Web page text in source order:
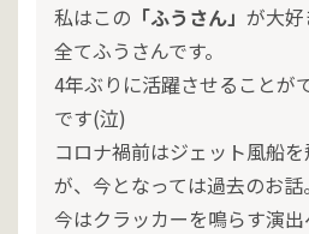
私はこの 「ふうさん」 が大
全てふうさんです。
4年ぶりに活躍させることが
です(泣)
コロナ禍前はジェット風船
が、今となっては過去のお話。
今はクラッカーを鳴らす演